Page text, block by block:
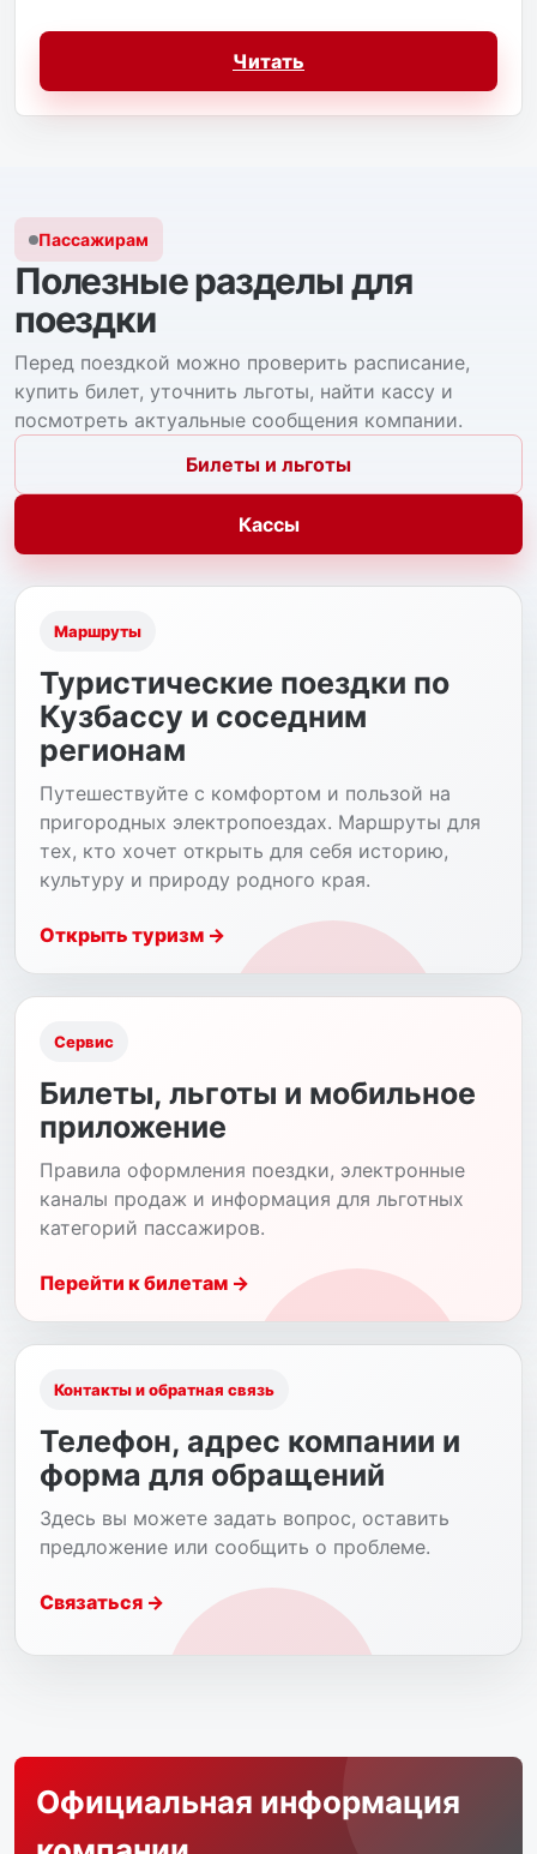
Читать
Пассажирам
Полезные разделы для
поездки
Перед поездкой можно проверить расписание,
купить билет, уточнить льготы, найти кассу и
посмотреть актуальные сообщения компании.
Билеты и льготы
Кассы
Маршруты
Туристические поездки по
Кузбассу и соседним
регионам
Путешествуйте с комфортом и пользой на
пригородных электропоездах. Маршруты для
тех, кто хочет открыть для себя историю,
культуру и природу родного края.
Открыть туризм →
Сервис
Билеты, льготы и мобильное
приложение
Правила оформления поездки, электронные
каналы продаж и информация для льготных
категорий пассажиров.
Перейти к билетам →
Контакты и обратная связь
Телефон, адрес компании и
форма для обращений
Здесь вы можете задать вопрос, оставить
предложение или сообщить о проблеме.
Связаться →
Официальная информация